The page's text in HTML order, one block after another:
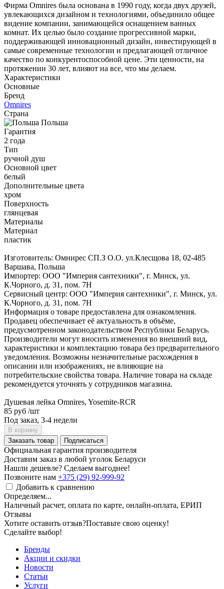
Фирма Omnires была основана в 1990 году, когда двух друзей,
увлекающихся дизайном и технологиями, объединило общее
видение компании, занимающейся оснащением ванных
комнат. Их целью было создание прогрессивной марки,
поддерживающей инновационный дизайн, инвестирующей в
самые современные технологии и предлагающей отличное
качество по конкурентоспособной цене. Эти ценности, на
протяжении 30 лет, влияют на все, что мы делаем.
Характеристики
Основные
Бренд
Omnires
Страна
Польша
Гарантия
2 года
Тип
ручной душ
Основной цвет
белый
Дополнительные цвета
хром
Поверхность
глянцевая
Материалы
Материал
пластик
Изготовитель: Омнирес СП.З О.О. ул.Клесщова 18, 02-485
Варшава, Польша
Импортер: ООО "Империя сантехники", г. Минск, ул.
К.Чорного, д. 31, пом. 7Н
Сервисный центр: ООО "Империя сантехники", г. Минск, ул.
К.Чорного, д. 31, пом. 7Н
Информация о товаре предоставлена для ознакомления.
Продавец обеспечивает её актуальность в объёме,
предусмотренном законодательством Республики Беларусь.
Производители могут вносить изменения во внешний вид,
характеристики и комплектацию товара без предварительного
уведомления. Возможны незначительные расхождения в
описании или изображениях, не влияющие на
потребительские свойства товара. Наличие товара на складе
рекомендуется уточнять у сотрудников магазина.
Душевая лейка Omnires, Yosemite-RCR
85 руб /шт
Под заказ, 3-4 недели
В корзину
Заказать товар
Подписаться
Официальная гарантия производителя
Доставим заказ в любой уголок Беларуси
Нашли дешевле? Сделаем выгоднее!
Позвоните нам +375 (29) 92-999-92
Добавить к сравнению
Определяем...
Наличный расчет, оплата по карте, онлайн-оплата, ЕРИП
Отзывы
Хотите оставить отзыв?Поставьте свою оценку!
Сделайте выбор!
Бренды
Акции и скидки
Новости
Статьи
Услуги